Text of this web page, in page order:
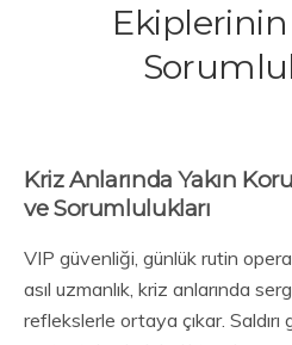
Kriz Anlarında Yakın
ve Sorumlulukları
VIP güvenliği, günlük rutin
asıl uzmanlık, kriz anlarında
reflekslerle ortaya çıkar. Saldırı